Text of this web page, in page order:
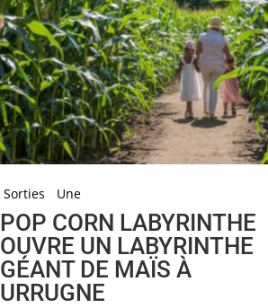
Sorties Une
POP CORN LABYRINTHE
OUVRE UN LABYRINTHE
GÉANT DE MAÏS À
URRUGNE